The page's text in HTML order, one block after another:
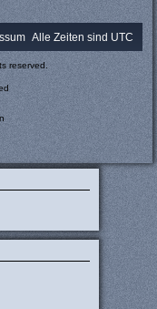
Alle Zeiten sind UTC
reserved.